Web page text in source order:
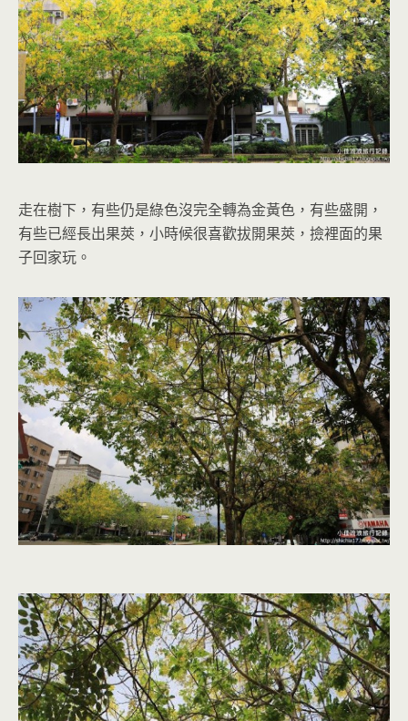
走在樹下，有些仍是綠色沒完全轉為金黃色，有些盛開，
有些已經長出果莢，小時候很喜歡拔開果莢，撿裡面的果
子回家玩。